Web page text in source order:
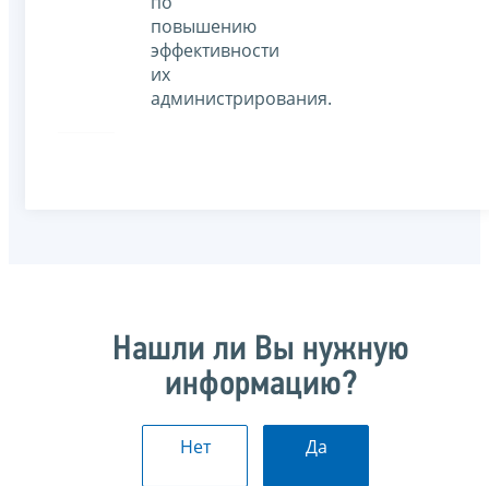
повышению
эффективности
их
администрирования.
Нашли ли Вы нужную
информацию?
Нет Да